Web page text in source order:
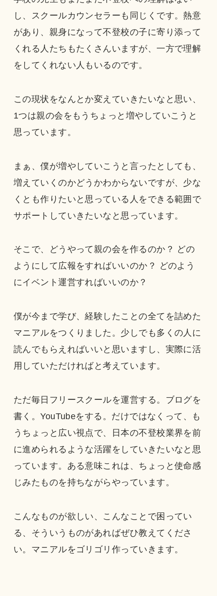
し、スクールカウンセラーも同じくです。熱意
があり、親身になって不登校の子に寄り添って
くれる人たちもたくさんいますが、一方で理解
をしてくれない人もいるのです。
この現状をなんとか変えていきたいなと思い、
1つは親の会をもうちょっと増やしていこうと
思っています。
まぁ、僕が増やしていこうと言ったとしても、
増えていくのかどうかわからないですが、少な
くとも作りたいと思っている人をできる範囲で
サポートしていきたいなと思っています。
そこで、どうやって親の会を作るのか？ どの
ようにして広報をすればいいのか？ どのよう
にイベント運営すればいいのか？
僕が今まで学び、経験したことの全てを詰めた
マニアルをつくりました。少しでも多くの人に
読んでもらえればいいと思いますし、実際に活
用していただければと考えています。
ただ毎日フリースクールを運営する。ブログを
書く。YouTubeをする。だけではなくって、も
うちょっと広い視点で、日本の不登校業界を前
に進められるような活躍をしていきたいなと思
っています。ある意味これは、ちょっと使命感
じみたものを持ちながらやっています。
こんなものが欲しい、こんなことで困ってい
る、そういうものがあればぜひ教えてくださ
い。マニアルをゴリゴリ作っていきます。